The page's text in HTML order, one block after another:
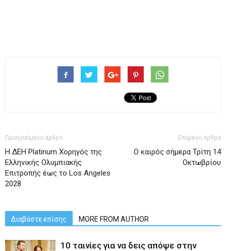
Προηγούμενο άρθρο
Η ΔΕΗ Platinum Χορηγός της
Ελληνικής Ολυμπιακής
Επιτροπής έως το Los Angeles
2028
Επόμενο άρθρο
Ο καιρός σήμερα Τρίτη 14
Οκτωβρίου
Διαβάστε επίσης MORE FROM AUTHOR
10 ταινίες για να δεις απόψε στην